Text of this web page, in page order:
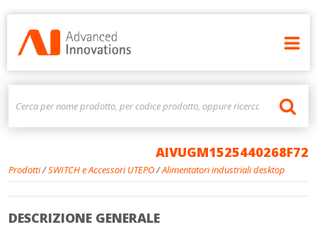
Prodotti/SWITCH e Accessori UTEPO/Alimentatori industriali desktop
AIVUGM1525440268F72
DESCRIZIONE GENERALE